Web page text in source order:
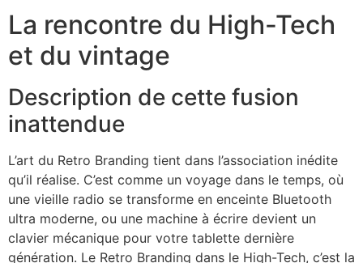
La rencontre du High-Tech
et du vintage
Description de cette fusion
inattendue
L’art du Retro Branding tient dans l’association inédite
qu’il réalise. C’est comme un voyage dans le temps, où
une vieille radio se transforme en enceinte Bluetooth
ultra moderne, ou une machine à écrire devient un
clavier mécanique pour votre tablette dernière
génération. Le Retro Branding dans le High-Tech, c’est la